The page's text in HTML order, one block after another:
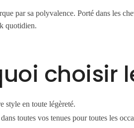
par sa polyvalence. Porté dans les
quotidien.
choisir
style en toute légèreté.
toutes vos tenues pour toutes les